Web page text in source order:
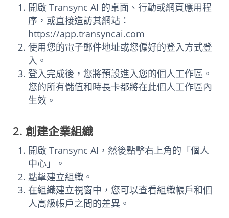
開啟 Transync AI 的桌面、行動或網頁應用程
序，或直接造訪其網站：
https://app.transyncai.com
使用您的電子郵件地址或您偏好的登入方式登
入。
登入完成後，您將預設進入您的個人工作區。
您的所有儲值和時長卡都將在此個人工作區內
生效。
2. 創建企業組織
開啟 Transync AI，然後點擊右上角的「個人
中心」。
點擊建立組織。
在組織建立視窗中，您可以查看組織帳戶和個
人高級帳戶之間的差異。